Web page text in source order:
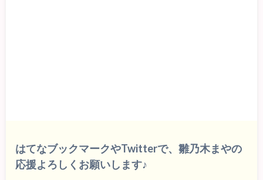
はてなブックマークやTwitterで、雛乃木まやの
応援よろしくお願いします♪